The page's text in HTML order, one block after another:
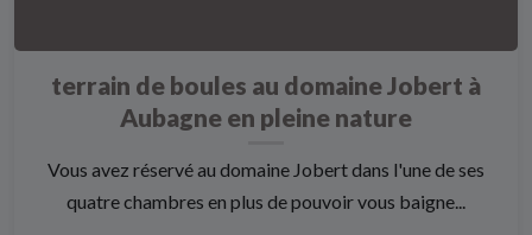
terrain de boules au domaine Jobert à
Aubagne en pleine nature
Vous avez réservé au domaine Jobert dans l'une de ses
quatre chambres en plus de pouvoir vous baigne...